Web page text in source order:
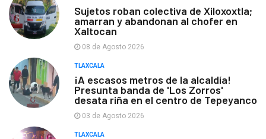
Sujetos roban colectiva de Xiloxoxtla;
amarran y abandonan al chofer en
Xaltocan
08 de Agosto 2026
TLAXCALA
¡A escasos metros de la alcaldía!
Presunta banda de 'Los Zorros'
desata riña en el centro de Tepeyanco
03 de Agosto 2026
TLAXCALA